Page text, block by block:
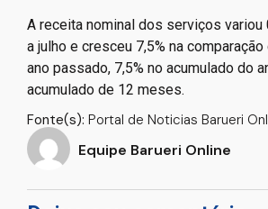
A receita nominal dos serviços variou
a julho e cresceu 7,5% na
ano passado, 7,5% no acumulado do
acumulado de 12 meses.
Fonte(s): Portal de Noticias Barueri
Equipe Barueri Online